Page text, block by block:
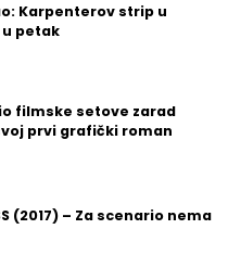
Karpenterov strip u
petak
filmske setove zarad
prvi grafički roman
(2017) – Za scenario nema